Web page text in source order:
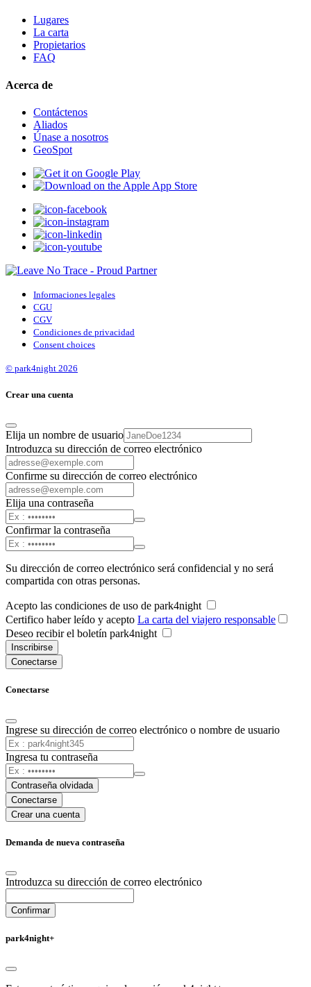
Lugares
La carta
Propietarios
FAQ
Acerca de
Contáctenos
Aliados
Únase a nosotros
GeoSpot
Informaciones legales
CGU
CGV
Condiciones de privacidad
Consent choices
© park4night 2026
Crear una cuenta
Elija un nombre de usuario
Introduzca su dirección de correo electrónico
Confirme su dirección de correo electrónico
Elija una contraseña
Confirmar la contraseña
Su dirección de correo electrónico será confidencial y no será
compartida con otras personas.
Acepto las condiciones de uso de park4night
Certifico haber leído y acepto La carta del viajero responsable
Deseo recibir el boletín park4night
Inscribirse
Conectarse
Conectarse
Ingrese su dirección de correo electrónico o nombre de usuario
Ingresa tu contraseña
Contraseña olvidada
Conectarse
Crear una cuenta
Demanda de nueva contraseña
Introduzca su dirección de correo electrónico
Confirmar
park4night+